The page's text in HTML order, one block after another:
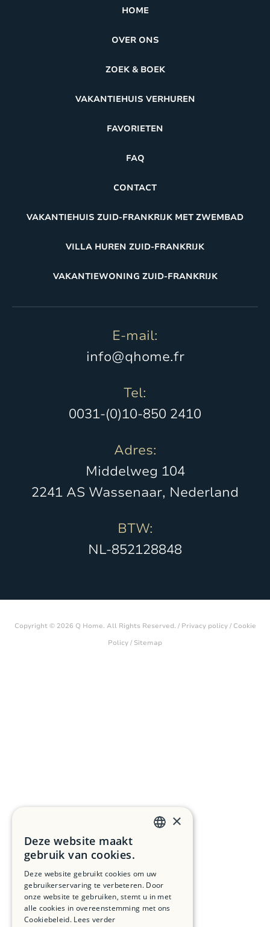
HOME
OVER ONS
ZOEK & BOEK
VAKANTIEHUIS VERHUREN
FAVORIETEN
FAQ
CONTACT
VAKANTIEHUIS ZUID-FRANKRIJK MET ZWEMBAD
VILLA HUREN ZUID-FRANKRIJK
VAKANTIEWONING ZUID-FRANKRIJK
E-mail:
info@qhome.fr
Tel:
0031-(0)10-850 2410
Adres:
Middelweg 104
2241 AS Wassenaar, Nederland
BTW:
NL-852128848
Copyright © 2026 Q Home. All Rights Reserved. / Privacy policy/ Cookie
Policy / Sitemap
ENGLISH
×
Deze website maakt
gebruik van cookies.
Deze website gebruikt cookies om uw
gebruikerservaring te verbeteren. Door
onze website te gebruiken, stemt u in met
alle cookies in overeenstemming met ons
Cookiebeleid. Lees verder